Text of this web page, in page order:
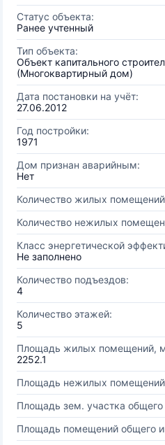
Статус объекта:
Ранее учтенный
Тип объекта:
Объект капитального
(Многоквартирный дом)
Дата постановки на учёт:
27.06.2012
Год постройки:
1971
Дом признан аварийным:
Нет
Количество жилых
Количество нежилых
Класс энергетической
Не заполнено
Количество подъездов:
4
Количество этажей:
5
Площадь жилых помещений,
2252.1
Площадь нежилых
Площадь зем. участка
Площадь помещений общего